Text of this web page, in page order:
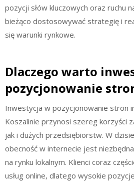
pozycji słów kluczowych oraz ruchu
bieżąco dostosowywać strategię i
się warunki rynkowe.
Dlaczego warto
pozycjonowanie
Inwestycja w pozycjonowanie stron
Koszalinie przynosi szereg korzyści
jak i dużych przedsiębiorstw. W
obecność w internecie jest
na rynku lokalnym. Klienci coraz
usług online, dlatego wysokie